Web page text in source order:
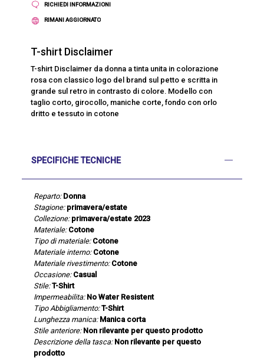
RICHIEDI INFORMAZIONI
RIMANI AGGIORNATO
T-shirt Disclaimer
T-shirt Disclaimer da donna a tinta unita in colorazione
rosa con classico logo del brand sul petto e scritta in
grande sul retro in contrasto di colore. Modello con
taglio corto, girocollo, maniche corte, fondo con orlo
dritto e tessuto in cotone
SPECIFICHE TECNICHE
Reparto: Donna
Stagione: primavera/estate
Collezione: primavera/estate 2023
Materiale: Cotone
Tipo di materiale: Cotone
Materiale interno: Cotone
Materiale rivestimento: Cotone
Occasione: Casual
Stile: T-Shirt
Impermeabilita: No Water Resistent
Tipo Abbigliamento: T-Shirt
Lunghezza manica: Manica corta
Stile anteriore: Non rilevante per questo prodotto
Descrizione della tasca: Non rilevante per questo
prodotto